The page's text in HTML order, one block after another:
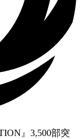
』3,500部突